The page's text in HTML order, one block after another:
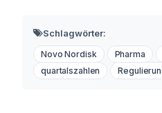
Schlagwörter:
Novo Nordisk Pharma
quartalszahlen